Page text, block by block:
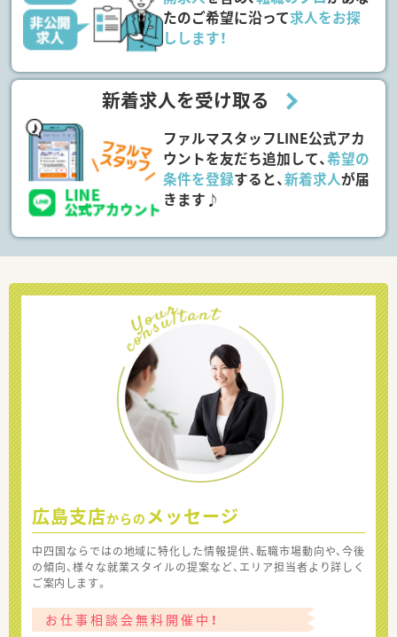
たのご希望に沿って求人をお探
しします！
新着求人を受け取る
ファルマスタッフLINE公式アカ
ウントを友だち追加して、希望の
条件を登録すると、新着求人が届
きます♪
広島支店からの メッセージ
中四国ならではの地域に特化した情報提供、転職市場動向や、今後
の傾向、様々な就業スタイルの提案など、エリア担当者より詳しく
ご案内します。
お仕事相談会無料開催中！